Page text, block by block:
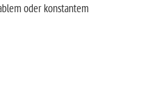
oder konstantem